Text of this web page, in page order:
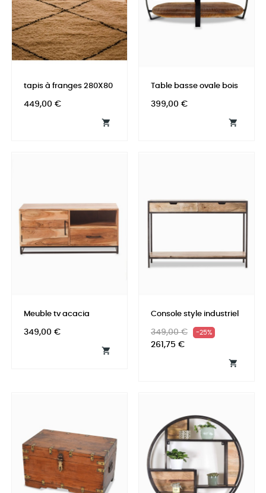
tapis à franges 280X80
Prix
449,00 €

Table basse ovale bois
Prix
399,00 €

Meuble tv acacia
Prix
349,00 €

Console style industriel
Prix
habituel
349,00 € -25%
261,75 €
